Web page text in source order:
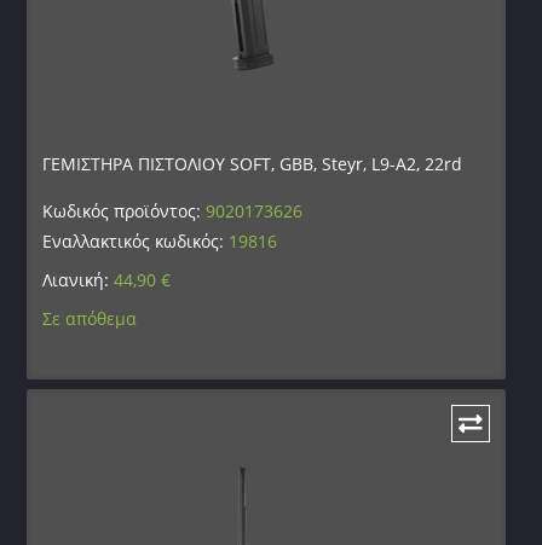
ΓΕΜΙΣΤΗΡΑ ΠΙΣΤΟΛΙΟΥ SOFT, GBB, Steyr, L9-A2, 22rd
Κωδικός προϊόντος:9020173626
Εναλλακτικός κωδικός: 19816
Λιανική:44,90€
Σε απόθεμα